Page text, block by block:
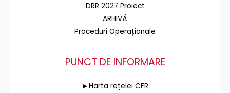
DRR 2027 Proiect
ARHIVĂ
Proceduri Operaționale
PUNCT DE INFORMARE
►Harta rețelei CFR